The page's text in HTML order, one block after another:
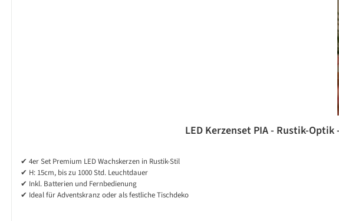
LED Kerzenset PIA - Rustik-
✔ 4er Set Premium LED Wachskerzen in Rustik-Stil
✔ H: 15cm, bis zu 1000 Std. Leuchtdauer
✔ Inkl. Batterien und Fernbedienung
✔ Ideal für Adventskranz oder als festliche Tischdeko